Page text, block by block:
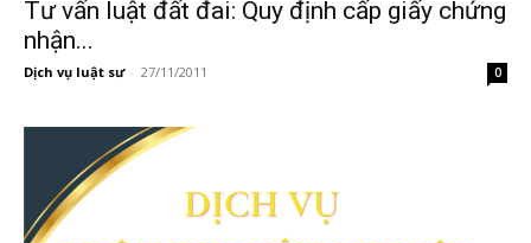
Tư vấn luật đất đai: Quy định cấp giấy chứng
nhận...
Dịch vụ luật sư - 27/11/2011 0